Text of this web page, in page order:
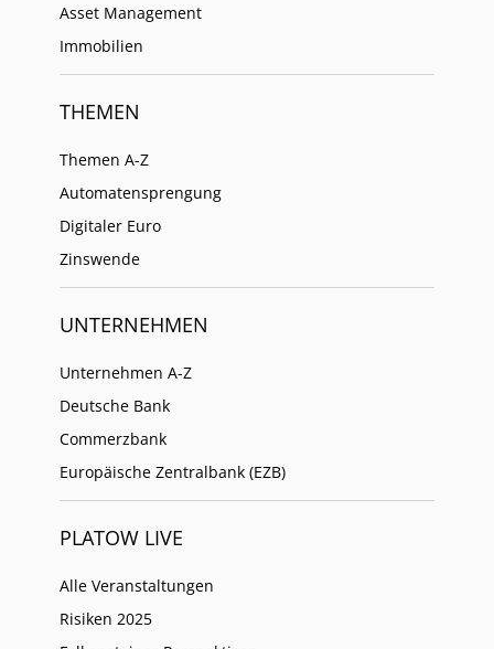
Asset Management
Immobilien
THEMEN
Themen A-Z
Automatensprengung
Digitaler Euro
Zinswende
UNTERNEHMEN
Unternehmen A-Z
Deutsche Bank
Commerzbank
Europäische Zentralbank (EZB)
PLATOW LIVE
Alle Veranstaltungen
Risiken 2025